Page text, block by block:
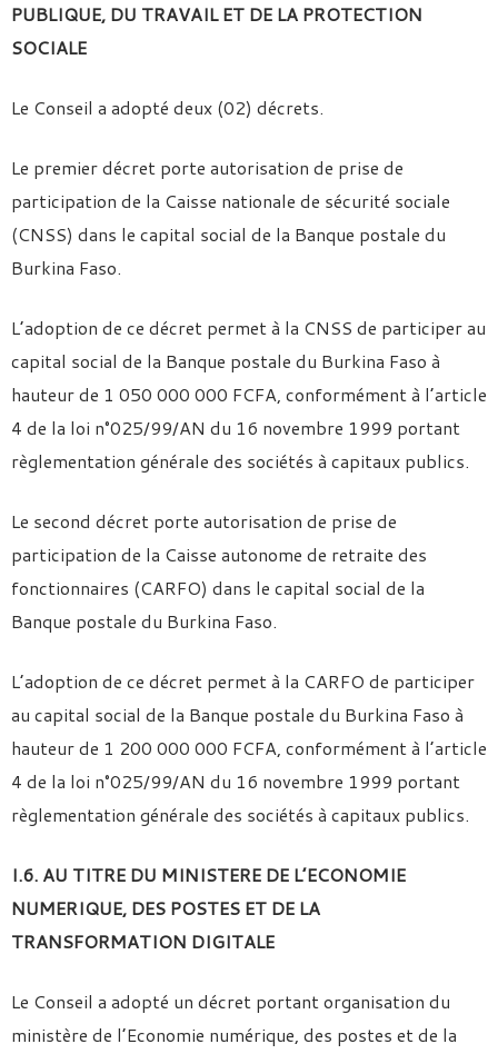
PUBLIQUE, DU TRAVAIL ET DE LA PROTECTION
SOCIALE
Le Conseil a adopté deux (02) décrets.
Le premier décret porte autorisation de prise de
participation de la Caisse nationale de sécurité sociale
(CNSS) dans le capital social de la Banque postale du
Burkina Faso.
L’adoption de ce décret permet à la CNSS de participer au
capital social de la Banque postale du Burkina Faso à
hauteur de 1 050 000 000 FCFA, conformément à l’article
4 de la loi n°025/99/AN du 16 novembre 1999 portant
règlementation générale des sociétés à capitaux publics.
Le second décret porte autorisation de prise de
participation de la Caisse autonome de retraite des
fonctionnaires (CARFO) dans le capital social de la
Banque postale du Burkina Faso.
L’adoption de ce décret permet à la CARFO de participer
au capital social de la Banque postale du Burkina Faso à
hauteur de 1 200 000 000 FCFA, conformément à l’article
4 de la loi n°025/99/AN du 16 novembre 1999 portant
règlementation générale des sociétés à capitaux publics.
I.6. AU TITRE DU MINISTERE DE L’ECONOMIE
NUMERIQUE, DES POSTES ET DE LA
TRANSFORMATION DIGITALE
Le Conseil a adopté un décret portant organisation du
ministère de l’Economie numérique, des postes et de la